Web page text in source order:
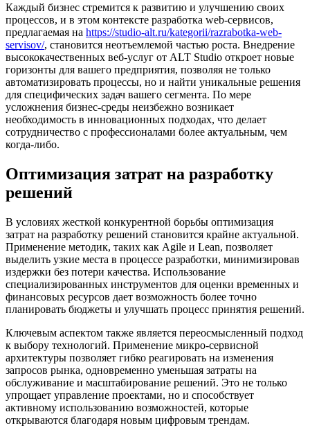
Каждый бизнес стремится к развитию и улучшению своих
процессов, и в этом контексте разработка web-сервисов,
предлагаемая на https://studio-alt.ru/kategorii/razrabotka-web-
servisov/, становится неотъемлемой частью роста. Внедрение
высококачественных веб-услуг от ALT Studio откроет новые
горизонты для вашего предприятия, позволяя не только
автоматизировать процессы, но и найти уникальные решения
для специфических задач вашего сегмента. По мере
усложнения бизнес-среды неизбежно возникает
необходимость в инновационных подходах, что делает
сотрудничество с профессионалами более актуальным, чем
когда-либо.
Оптимизация затрат на разработку
решений
В условиях жесткой конкурентной борьбы оптимизация
затрат на разработку решений становится крайне актуальной.
Применение методик, таких как Agile и Lean, позволяет
выделить узкие места в процессе разработки, минимизировав
издержки без потери качества. Использование
специализированных инструментов для оценки временных и
финансовых ресурсов дает возможность более точно
планировать бюджеты и улучшать процесс принятия решений.
Ключевым аспектом также является переосмысленный подход
к выбору технологий. Применение микро-сервисной
архитектуры позволяет гибко реагировать на изменения
запросов рынка, одновременно уменьшая затраты на
обслуживание и масштабирование решений. Это не только
упрощает управление проектами, но и способствует
активному использованию возможностей, которые
открываются благодаря новым цифровым трендам.